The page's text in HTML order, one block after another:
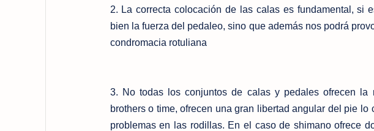
2. La correcta colocación de las calas es fundamental, si
bien la fuerza del pedaleo, sino que además nos podrá
condromacia rotuliana
3. No todas los conjuntos de calas y pedales ofrecen la
brothers o time, ofrecen una gran libertad angular del pie
problemas en las rodillas. En el caso de shimano ofrece